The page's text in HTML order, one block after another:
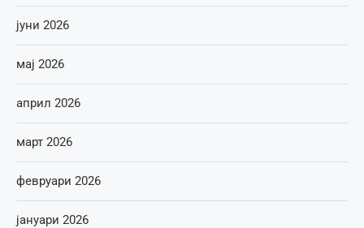
јуни 2026
мај 2026
април 2026
март 2026
февруари 2026
јануари 2026